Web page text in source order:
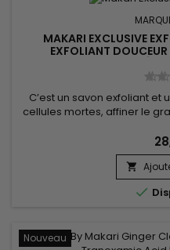
MAKARI EXCLUSIVE
EXFOLIANT DOUCEUR
C’est un savon exfoliant
cellules mortes, affiner le
Soap associe le Beurre de
l’huile de Carotte (Carrot
exfoliant doux,


Nouveau